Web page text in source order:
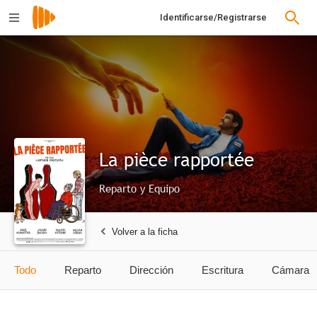
Identificarse/Registrarse
La pièce rapportée
Reparto y Equipo
Volver a la ficha
Todo Reparto Dirección Escritura Cámara